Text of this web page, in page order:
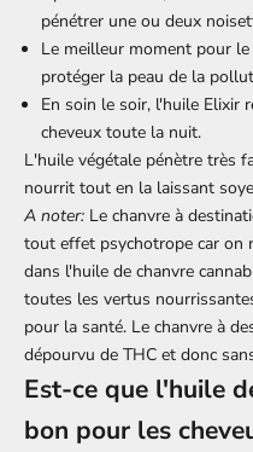
pénétrer une ou deux
Le meilleur moment pour
protéger la peau de la
En soin le soir, l'huile Elixir
cheveux toute la nuit.
L'huile végétale pénètre très
nourrit tout en la laissant
A noter: Le chanvre à
tout effet psychotrope car on
dans l'huile de chanvre
toutes les vertus
pour la santé. Le chanvre à
dépourvu de THC et donc
Est-ce que l'huile
bon pour les